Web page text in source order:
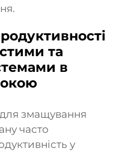
та
в
для змащування
часто
у